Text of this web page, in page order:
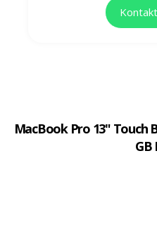
MacBook Pro 13" Touch
GB